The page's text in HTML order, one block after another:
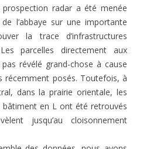
prospection radar a été menée
l’abbaye sur une importante
la trace d’infrastructures
parcelles directement aux
révélé grand-chose à cause
récemment posés. Toutefois, à
dans la prairie orientale, les
bâtiment en L ont été retrouvés
jusqu’au cloisonnement